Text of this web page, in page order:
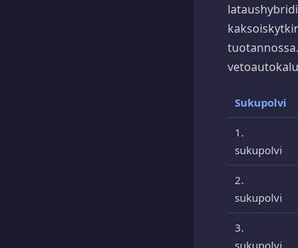
Sukupolvi
1.
sukupolvi
2.
sukupolvi
3.
sukupolvi